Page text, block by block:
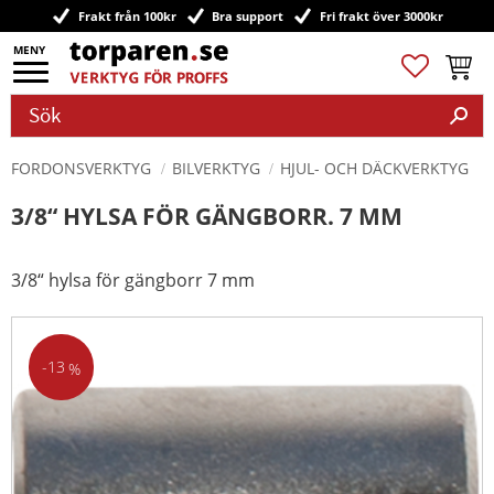
Meny
Frakt från 100kr Bra support Fri frakt över 3000kr
Favoriter
FORDONSVERKTYG BILVERKTYG HJUL- OCH DÄCKVERKTYG
3/8“ HYLSA FÖR GÄNGBORR. 7 MM
3/8“ hylsa för gängborr 7 mm
13 %